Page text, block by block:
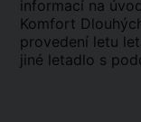
informací na
Komfort
provedení letu
jiné letadlo s